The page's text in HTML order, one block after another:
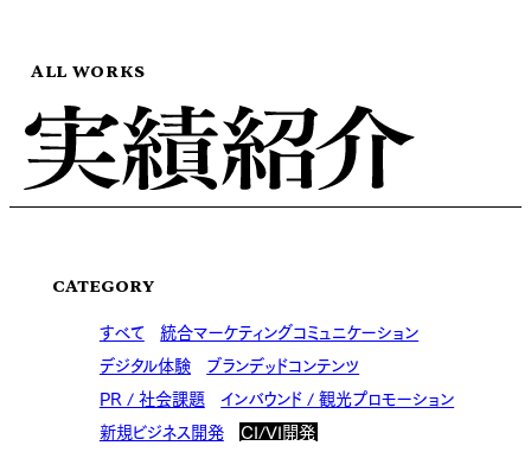
ALL WORKS
CATEGORY
すべて 統合マーケティングコミュニケーション
デジタル体験
ブランデッドコンテンツ
PR / 社会課題 インバウンド / 観光プロモーション
新規ビジネス開発
CI/VI開発